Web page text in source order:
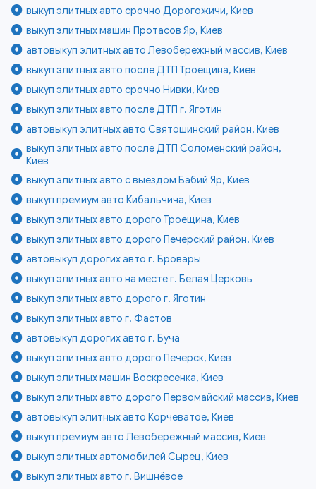
выкуп элитных авто срочно Дорогожичи, Киев
выкуп элитных машин Протасов Яр, Киев
автовыкуп элитных авто Левобережный массив, Киев
выкуп элитных авто после ДТП Троещина, Киев
выкуп элитных авто срочно Нивки, Киев
выкуп элитных авто после ДТП г. Яготин
автовыкуп элитных авто Святошинский район, Киев
выкуп элитных авто после ДТП Соломенский район,
Киев
выкуп элитных авто с выездом Бабий Яр, Киев
выкуп премиум авто Кибальчича, Киев
выкуп элитных авто дорого Троещина, Киев
выкуп элитных авто дорого Печерский район, Киев
автовыкуп дорогих авто г. Бровары
выкуп элитных авто на месте г. Белая Церковь
выкуп элитных авто дорого г. Яготин
выкуп элитных авто г. Фастов
автовыкуп дорогих авто г. Буча
выкуп элитных авто дорого Печерск, Киев
выкуп элитных машин Воскресенка, Киев
выкуп элитных авто дорого Первомайский массив, Киев
автовыкуп элитных авто Корчеватое, Киев
выкуп премиум авто Левобережный массив, Киев
выкуп элитных автомобилей Сырец, Киев
выкуп элитных авто г. Вишнёвое